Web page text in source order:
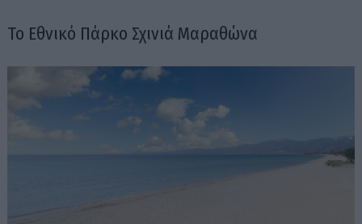
Το Εθνικό Πάρκο Σχινιά Μαραθώνα